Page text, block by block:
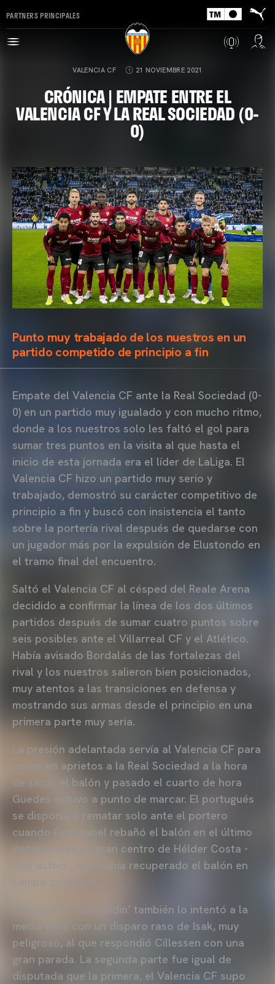
PARTNERS PRINCIPALES
VALENCIA CF 21 NOVIEMBRE 2021
CRÓNICA | EMPATE ENTRE EL
VALENCIA CF Y LA REAL SOCIEDAD (0-
0)
Punto muy trabajado de los nuestros en un
partido competido de principio a fin
Empate del Valencia CF ante la Real Sociedad (0-
0) en un partido muy igualado y con mucho ritmo,
donde a los nuestros solo les faltó el gol para
sumar tres puntos en la visita al que hasta el
inicio de esta jornada era el líder de LaLiga. El
Valencia CF hizo un partido muy serio y
trabajado, demostró su carácter competitivo de
principio a fin y buscó con insistencia el tanto
sobre la portería rival después de quedarse con
un jugador más por la expulsión de Elustondo en
el tramo final del encuentro.
Saltó el Valencia CF al césped del Reale Arena
decidido a confirmar la línea de los dos últimos
partidos después de sumar cuatro puntos sobre
seis posibles ante el Villarreal CF y el Atlético.
Había avisado Bordalás de las fortalezas del
rival y los nuestros salieron bien posicionados,
muy atentos a las transiciones en defensa y
mostrando sus armas desde el principio en una
primera parte muy seria.
La presión adelantada servía al Valencia CF para
poner en aprietos a la Real Sociedad a la hora
de sacar el balón y pasado el cuarto de hora
Guedes estuvo a punto de marcar. El portugués
se disponía a rematar solo ante el portero
cuando Gorosabel rebañó el balón en el último
instante tras un gran centro de Hélder Costa -
muy activo-, que había recuperado el balón en
El conjunto ‘txuri-urdin’ también lo intentó a la
media hora con un disparo raso de Isak, muy
peligroso, al que respondió Cillessen con una
gran parada. La segunda parte fue igual de
disputada que la primera, el Valencia CF supo